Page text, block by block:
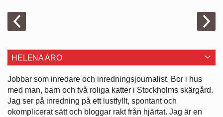
HELENA ARO
Jobbar som inredare och ­inredningsjournalist. Bor i hus
med man, barn och två roliga katter i ­Stockholms skärgård.
Jag ser på ­inredning på ett lustfyllt, spontant och
okomplicerat sätt och bloggar rakt från hjärtat. Jag är en